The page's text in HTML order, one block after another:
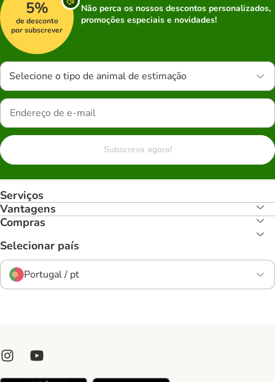
5%
de desconto
por subscrever
Não perca os nossos descontos personalizados,
promoções especiais e novidades!
Selecione o tipo de animal de estimação
Subscreva agora!
Serviços
Vantagens
Compras
Selecionar país
Portugal / pt